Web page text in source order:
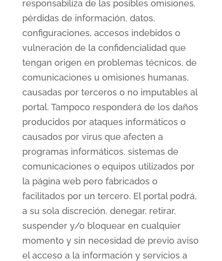
responsabiliza de las posibles omisiones,
pérdidas de información, datos,
configuraciones, accesos indebidos o
vulneración de la confidencialidad que
tengan origen en problemas técnicos, de
comunicaciones u omisiones humanas,
causadas por terceros o no imputables al
portal. Tampoco responderá de los daños
producidos por ataques informáticos o
causados por virus que afecten a
programas informáticos, sistemas de
comunicaciones o equipos utilizados por
la página web pero fabricados o
facilitados por un tercero. El portal podrá,
a su sola discreción, denegar, retirar,
suspender y/o bloquear en cualquier
momento y sin necesidad de previo aviso
el acceso a la información y servicios a